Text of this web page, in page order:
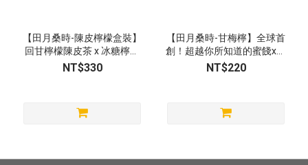
【田月桑時-陳皮檸檬盒裝】
回甘檸檬陳皮茶 x 冰糖檸檬
系列
NT$330
【田月桑時-甘梅檸】全球首
創！超越你所知道的蜜餞x可
以直接吃的檸檬片（150g）
NT$220